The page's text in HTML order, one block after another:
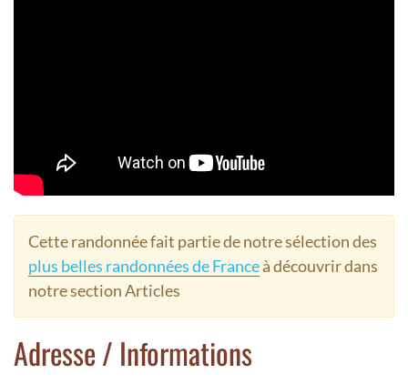
Cette randonnée fait partie de notre sélection des
plus belles randonnées de Franceà découvrir dans
notre section Articles
Adresse / Informations